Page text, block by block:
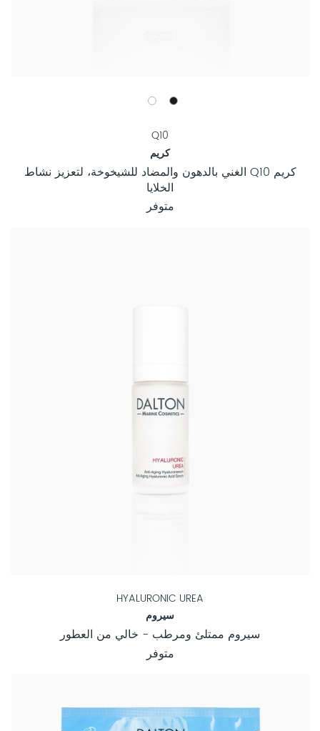
Q10
كريم
كريم Q10 الغني بالدهون والمضاد للشيخوخة، لتعزيز نشاط
الخلايا
متوفر
HYALURONIC UREA
سيروم
سيروم ممتلئ ومرطب - خالي من العطور
متوفر